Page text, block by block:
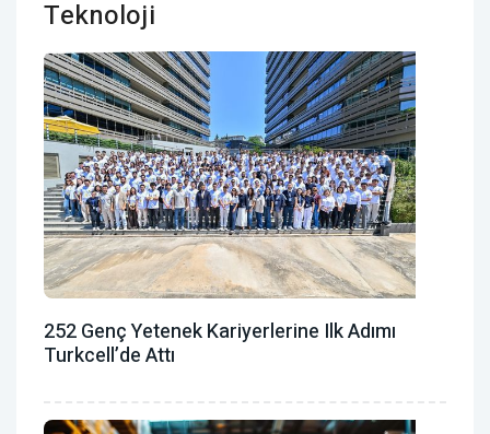
Teknoloji
252 Genç Yetenek Kariyerlerine Ilk Adımı
Turkcell’de Attı